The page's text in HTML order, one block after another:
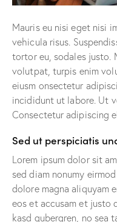
Mauris eu nisi eget nisi
vehicula risus.
tortor eu, sodales justo.
volutpat, turpis enim
eiusm onsectetur
incididunt ut labore. Ut
Consectetur adipiscing
Sed ut perspiciatis
Lorem ipsum dolor sit
sed diam nonumy
dolore magna aliquyam
eos et accusam et justo
kasd gubergren, no sea